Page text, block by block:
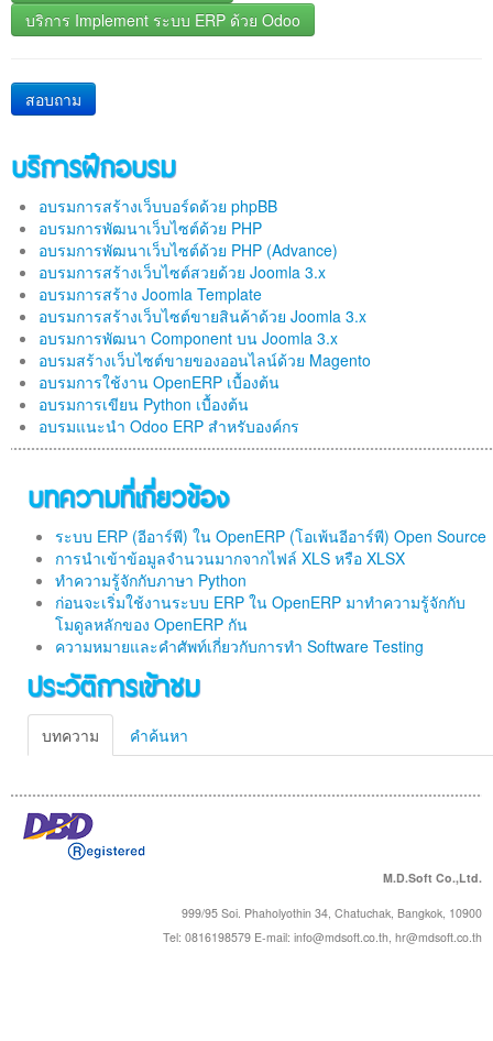
บริการ Implement ระบบ ERP ด้วย Odoo
สอบถาม
บริการฝึกอบรม
อบรมการสร้างเว็บบอร์ดด้วย phpBB
อบรมการพัฒนาเว็บไซต์ด้วย PHP
อบรมการพัฒนาเว็บไซต์ด้วย PHP (Advance)
อบรมการสร้างเว็บไซต์สวยด้วย Joomla 3.x
อบรมการสร้าง Joomla Template
อบรมการสร้างเว็บไซต์ขายสินค้าด้วย Joomla 3.x
อบรมการพัฒนา Component บน Joomla 3.x
อบรมสร้างเว็บไซต์ขายของออนไลน์ด้วย Magento
อบรมการใช้งาน OpenERP เบื้องต้น
อบรมการเขียน Python เบื้องต้น
อบรมแนะนำ Odoo ERP สำหรับองค์กร
บทความที่เกี่ยวข้อง
ระบบ ERP (อีอาร์พี) ใน OpenERP (โอเพ้นอีอาร์พี) Open Source
การนำเข้าข้อมูลจำนวนมากจากไฟล์ XLS หรือ XLSX
ทำความรู้จักกับภาษา Python
ก่อนจะเริ่มใช้งานระบบ ERP ใน OpenERP มาทำความรู้จักกับ
โมดูลหลักของ OpenERP กัน
ความหมายและคำศัพท์เกี่ยวกับการทำ Software Testing
ประวัติการเข้าชม
บทความ คำค้นหา
M.D.Soft Co.,Ltd.
999/95 Soi. Phaholyothin 34, Chatuchak, Bangkok, 10900
Tel: 0816198579 E-mail: info@mdsoft.co.th, hr@mdsoft.co.th